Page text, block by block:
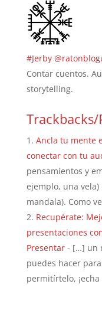
#Jerby
Contar cuentos.
storytelling.
Ancla tu mente
conectar con tu
pensamientos y
ejemplo, una
mandala). Como
Recupérate:
presentaciones
Presentar- […] un
puedes hacer
permitírtelo,